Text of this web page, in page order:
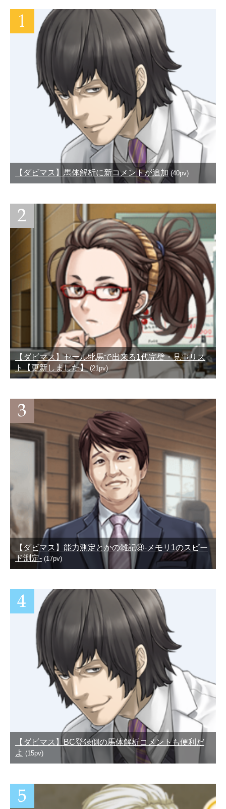
【ダビマス】馬体解析に新コメントが追加 (40pv)
【ダビマス】セール牝馬で出来る1代完璧・見事リス
ト【更新しました】(21pv)
【ダビマス】能力測定とかの雑記⑧-メモリ1のスピー
ド測定- (17pv)
【ダビマス】BC登録側の馬体解析コメントも便利だ
よ (15pv)